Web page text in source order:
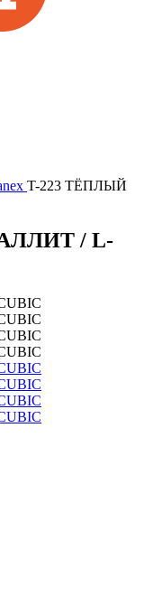
T-223 ТЁПЛЫЙ
/ L-